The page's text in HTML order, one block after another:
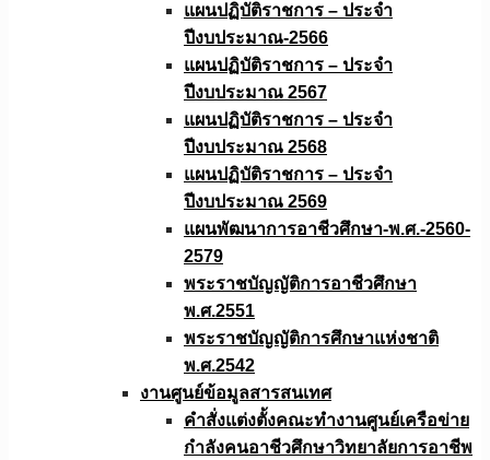
แผนปฏิบัติราชการ – ประจำ
ปีงบประมาณ-2566
แผนปฏิบัติราชการ – ประจำ
ปีงบประมาณ 2567
แผนปฏิบัติราชการ – ประจำ
ปีงบประมาณ 2568
แผนปฏิบัติราชการ – ประจำ
ปีงบประมาณ 2569
แผนพัฒนาการอาชีวศึกษา-พ.ศ.-2560-
2579
พระราชบัญญัติการอาชีวศึกษา
พ.ศ.2551
พระราชบัญญัติการศึกษาแห่งชาติ
พ.ศ.2542
งานศูนย์ข้อมูลสารสนเทศ
คำสั่งแต่งตั้งคณะทำงานศูนย์เครือข่าย
กำลังคนอาชีวศึกษาวิทยาลัยการอาชีพ